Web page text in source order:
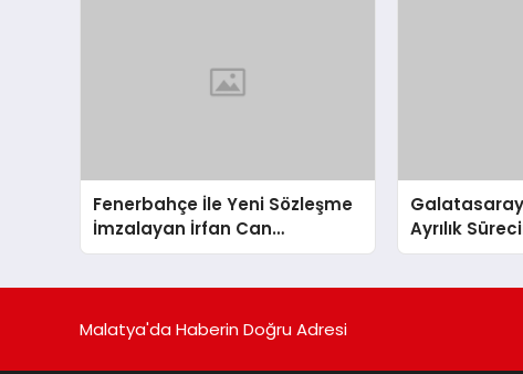
Fenerbahçe İle Yeni Sözleşme
İmzalayan İrfan Can
Kahveci’nin Maaşı %100 Arttı
Galatasaray
Ayrılık
Malatya'da Haberin Doğru Adresi